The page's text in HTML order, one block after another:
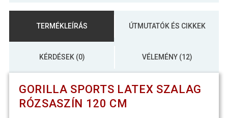
TERMÉKLEÍRÁS ÚTMUTATÓK ÉS CIKKEK
KÉRDÉSEK (0) VÉLEMÉNY (12)
GORILLA SPORTS LATEX SZALAG
RÓZSASZÍN 120 CM